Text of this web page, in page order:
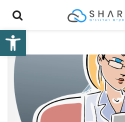
פתח